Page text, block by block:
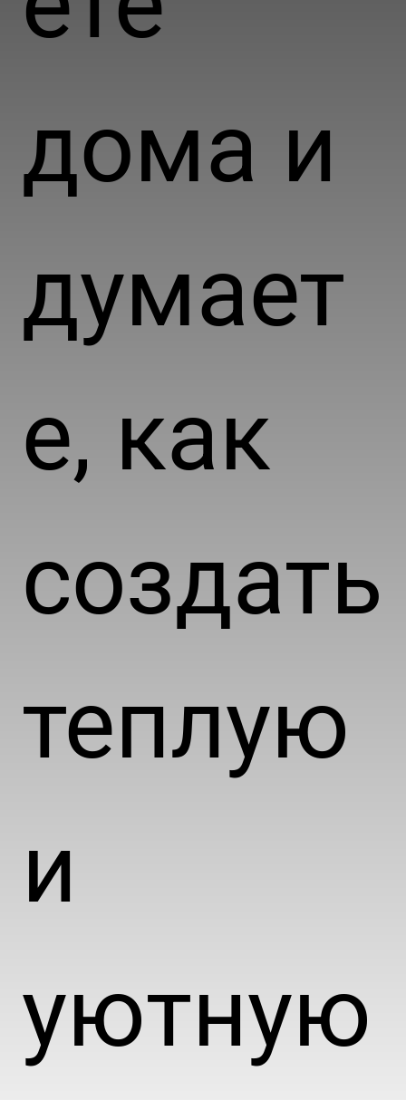
дома и
думает
е, как
создать
теплую
и
уютную